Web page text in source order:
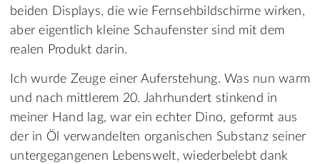
beiden Displays, die wie Fernsehbildschirme wirken,
aber eigentlich kleine Schaufenster sind mit dem
realen Produkt darin.
Ich wurde Zeuge einer Auferstehung. Was nun warm
und nach mittlerem 20. Jahrhundert stinkend in
meiner Hand lag, war ein echter Dino, geformt aus
der in Öl verwandelten organischen Substanz seiner
untergegangenen Lebenswelt, wiederbelebt dank